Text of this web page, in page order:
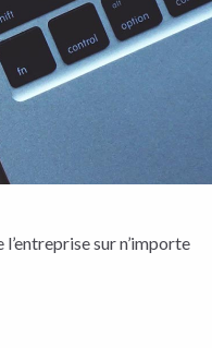
sur n’importe